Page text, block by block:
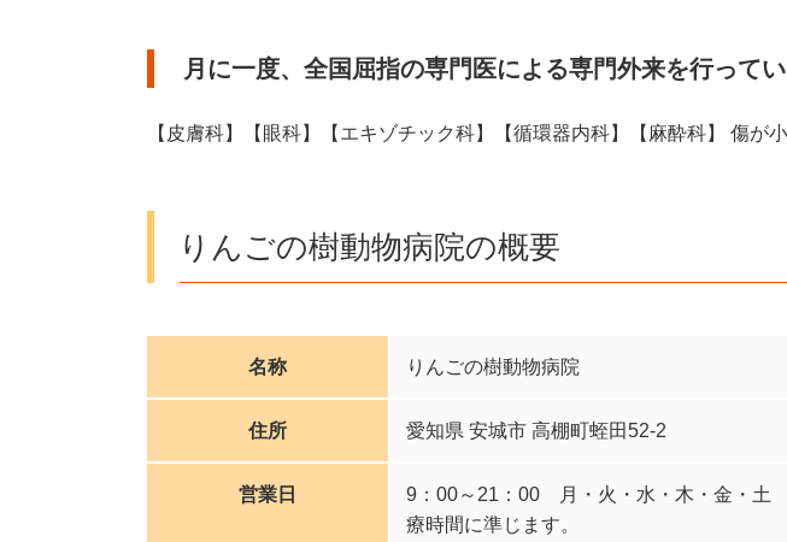
月に一度、全国屈指の専門医による専門外来を行ってい
【皮膚科】【眼科】【エキゾチック科】【循環器内科】【麻酔科】 傷が
りんごの樹動物病院の概要
名称 りんごの樹動物病院
住所 愛知県 安城市 高棚町蛭田52-2
営業日
9：00～21：00 月・火・水・木・金・
療時間に準じます。